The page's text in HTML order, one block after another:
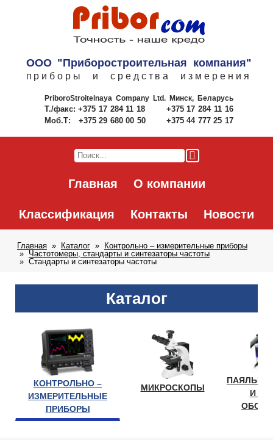
ООО "Приборостроительная компания"
приборы и средства измерения
PriboroStroitelnaya Company Ltd.Минск, Беларусь
Т./факс: +375 17 284 11 18
+375 17 284 11 16
Моб.Т:
+375 29 680 00 50 +375 44 777 25 17
Главная О компании
Классификация Контакты Новости
Главная Каталог
Контрольно – измерительные приборы
Частотомеры, стандарты и синтезаторы частоты
Стандарты и синтезаторы частоты
Каталог
КОНТРОЛЬНО –
ИЗМЕРИТЕЛЬНЫЕ
ПРИБОРЫ
МИКРОСКОПЫ
И